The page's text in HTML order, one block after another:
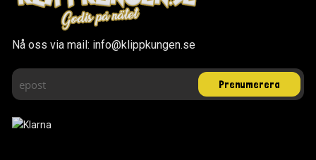
Nå oss via mail: info@klippkungen.se